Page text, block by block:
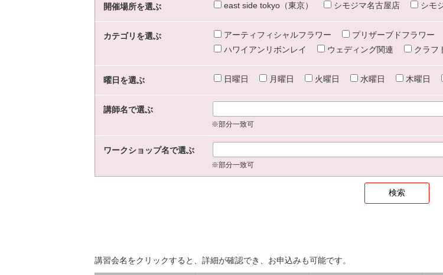
開催場所を選ぶ east side tokyo（東京） シモジマ名古屋店 シモ
カテゴリを選ぶ アーティフィシャルフラワー プリザーブドフラワー
ハワイアンリボンレイ
ウェディング関連 クラフ
曜日を選ぶ 日曜日 月曜日 火曜日 水曜日 木曜日
講師名で選ぶ
※部分一致可
ワークショップ名で選ぶ
※部分一致可
講習会名をクリックすると、詳細が確認でき、お申込みも可能です。